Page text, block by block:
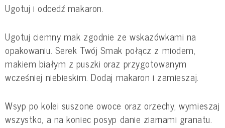
Ugotuj i odcedź makaron.
Ugotuj ciemny mak zgodnie ze wskazówkami na
opakowaniu. Serek Twój Smak połącz z miodem,
makiem białym z puszki oraz przygotowanym
wcześniej niebieskim. Dodaj makaron i zamieszaj.
Wsyp po kolei suszone owoce oraz orzechy, wymieszaj
wszystko, a na koniec posyp danie ziarnami granatu.